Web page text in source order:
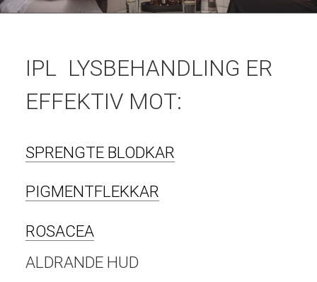
IPL LYSBEHANDLING ER
EFFEKTIV MOT:
SPRENGTE BLODKAR
PIGMENTFLEKKAR
ROSACEA
ALDRANDE HUD